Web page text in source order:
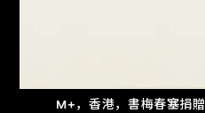
M+，香港，書梅春塞捐
探索世界顶级的二